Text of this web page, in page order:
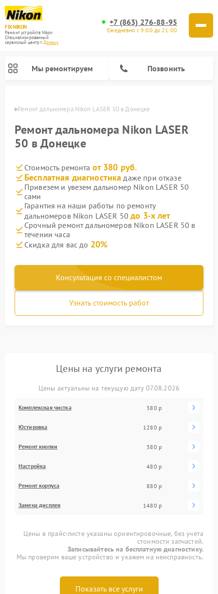
FIX-NIKON
Ремонт устройств Nikon
Специализированный
cервисный центр г.Донецк
+7 (863) 276-88-95
Ежедневно с 9:00 до 21:00
Мы ремонтируем Позвонить
Ремонт дальномера Nikon LASER 50 в Донецке
Ремонт дальномера Nikon LASER
50 в Донецке
Стоимость ремонта от 380 руб.
Бесплатная диагностика даже при отказе
Привезем и увезем дальномер Nikon LASER 50
сами
Гарантия на наши работы по ремонту
дальномеров Nikon LASER 50до 3-х лет
Срочный ремонт дальномеров Nikon LASER 50 в
течении часа
Скидка для вас до 20%
Консультация со специалистом
Узнать стоимость работ
Цены на услуги ремонта
Цены актуальны на текущую дату 07.08.2026
Комплексная чистка 380 р
Юстировка 1280 р
Ремонт кнопки 380 р
Настройка 480 р
Ремонт корпуса 880 р
Замена дисплея 1480 р
Цены в прайс-листе указаны ориентировочные, без учета
стоимости запчастей.
Записывайтесь на бесплатную диагностику.
Мы проверим ваше устройство и укажем на неисправность.
Показать все услуги